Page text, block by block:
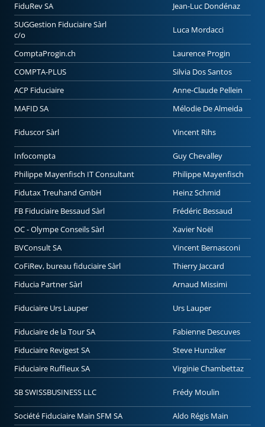
FiduRev SA
Jean-Luc Dondénaz
SUGGestion Fiduciaire Sàrl
c/o
Luca Mordacci
ComptaProgin.ch
Laurence Progin
COMPTA-PLUS
Silvia Dos Santos
ACP Fiduciaire
Anne-Claude Pellein
MAFID SA
Mélodie De Almeida
Fiduscor Sàrl Vincent Rihs
Infocompta
Guy Chevalley
Philippe Mayenfisch IT Consultant
Philippe Mayenfisch
Fidutax Treuhand GmbH
Heinz Schmid
FB Fiduciaire Bessaud Sàrl
Frédéric Bessaud
OC - Olympe Conseils Sàrl
Xavier Noël
BVConsult SA
Vincent Bernasconi
CoFiRev, bureau fiduciaire Sàrl
Thierry Jaccard
Fiducia Partner Sàrl
Arnaud Missimi
Fiduciaire Urs Lauper Urs Lauper
Fiduciaire de la Tour SA
Fabienne Descuves
Fiduciaire Revigest SA
Steve Hunziker
Fiduciaire Ruffieux SA
Virginie Chambettaz
SB SWISSBUSINESS LLC Frédy Moulin
Société Fiduciaire Main SFM SA Aldo Régis Main